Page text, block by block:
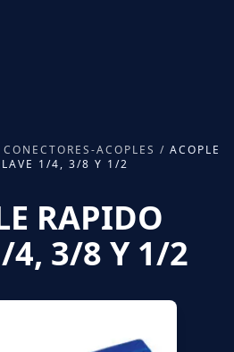
CONECTORES-ACOPLES / ACOPLE
1/4, 3/8 Y 1/2
RAPIDO
4, 3/8 Y 1/2